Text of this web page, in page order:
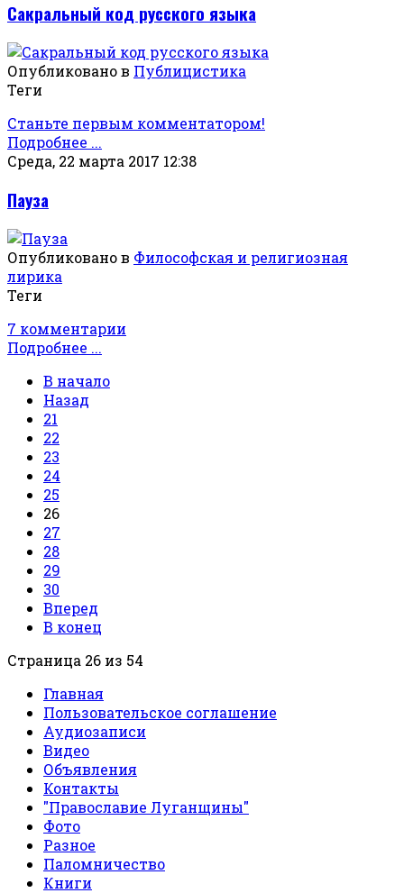
Сакральный код русского языка
Опубликовано в Публицистика
Теги
Станьте первым комментатором!
Подробнее ...
Среда, 22 марта 2017 12:38
Пауза
Опубликовано в Философская и религиозная
лирика
Теги
7 комментарии
Подробнее ...
В начало
Назад
21
22
23
24
25
26
27
28
29
30
Вперед
В конец
Страница 26 из 54
Главная
Пользовательское соглашение
Аудиозаписи
Видео
Объявления
Контакты
"Православие Луганщины"
Фото
Разное
Паломничество
Книги